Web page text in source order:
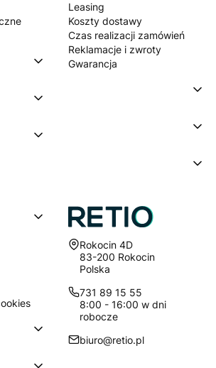
Leasing
Koszty dostawy
Czas realizacji zamówień
Reklamacje i zwroty
Gwarancja
Adres:
Rokocin 4D
83-200 Rokocin
Polska
731 89 15 55
8:00 - 16:00 w dni
robocze
biuro@retio.pl